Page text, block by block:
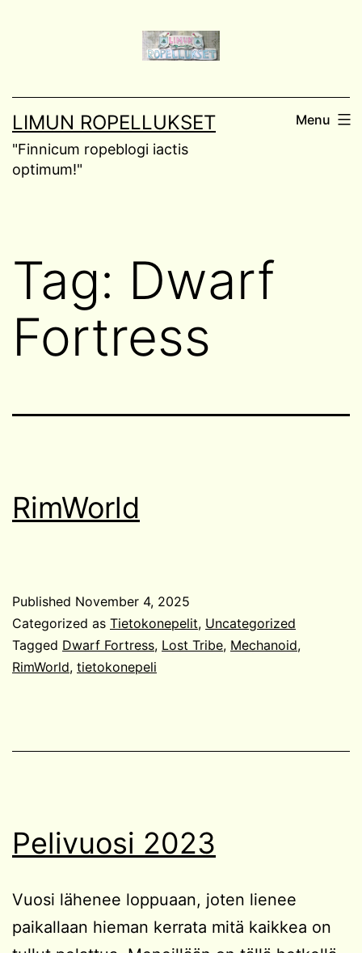
LIMUN ROPELLUKSET
"Finnicum ropeblogi iactis
optimum!"
Menu
Tag: Dwarf
Fortress
RimWorld
Published November 4, 2025
Categorized as Tietokonepelit, Uncategorized
Tagged Dwarf Fortress, Lost Tribe, Mechanoid,
RimWorld, tietokonepeli
Pelivuosi 2023
Vuosi lähenee loppuaan, joten lienee
paikallaan hieman kerrata mitä kaikkea on